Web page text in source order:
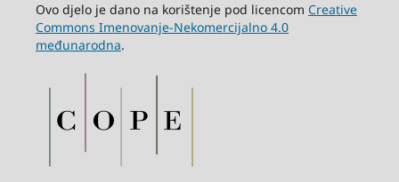
Ovo djelo je dano na korištenje pod licencom Creative
Commons Imenovanje-Nekomercijalno 4.0
međunarodna.